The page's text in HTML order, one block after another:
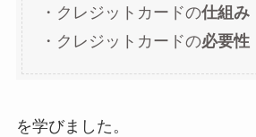
・クレジットカードの仕組み
・クレジットカードの必要性
を学びました。